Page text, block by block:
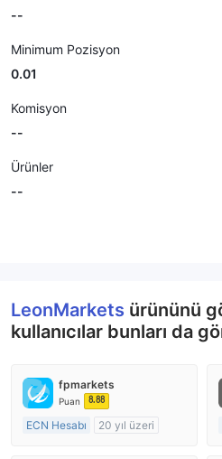
--
Minimum Pozisyon
0.01
Komisyon
--
Ürünler
--
LeonMarkets ürününü
kullanıcılar bunları da
fpmarkets
Puan 8.88
ECN Hesabı
20 yıl üzeri